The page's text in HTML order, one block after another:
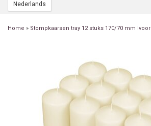
Nederlands
Home » Stompkaarsen tray 12 stuks 170/70 mm ivoor